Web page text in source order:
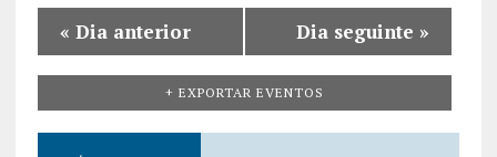
t
i
o
« Dia anterior Dia seguinte »
+ EXPORTAR EVENTOS